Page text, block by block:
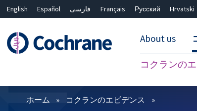
English Español فارسی Français Русский Hrvatski
About us
コクランの
フィルター
ホーム コクランのエビデンス